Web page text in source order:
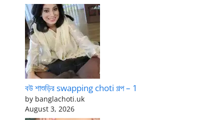
বউ শাশুড়ির swapping choti গল্প – 1
by banglachoti.uk
August 3, 2026